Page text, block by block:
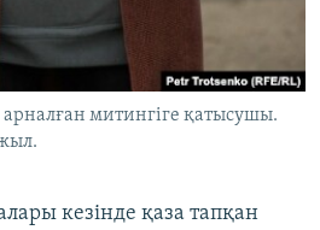
митингіге қатысушы.
кезінде қаза тапқан